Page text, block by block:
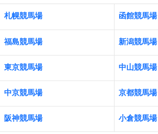
札幌競馬場 函館競馬場
福島競馬場 新潟競馬場
東京競馬場 中山競馬場
中京競馬場 京都競馬場
阪神競馬場 小倉競馬場